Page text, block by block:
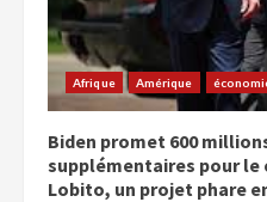
Afrique Amérique
Biden promet 600
supplémentaires pour
Lobito, un projet phare